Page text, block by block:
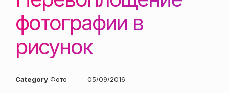
фотографии в
рисунок
Category Фото
Posted
05/09/2016